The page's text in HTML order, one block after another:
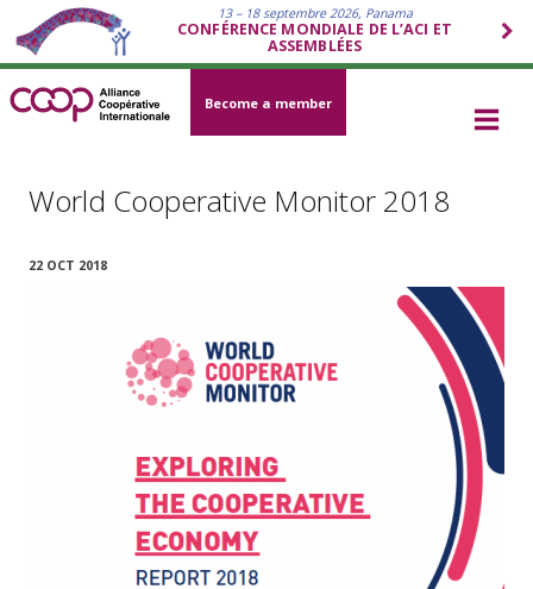
13 – 18 septembre 2026, Panama
CONFÉRENCE MONDIALE DE L’ACI ET
ASSEMBLÉES
Become a member
World Cooperative Monitor 2018
22 OCT 2018